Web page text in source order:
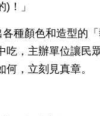
)！」
種顏色和造型的
吃，主辦單位讓民
何，立刻見真章。